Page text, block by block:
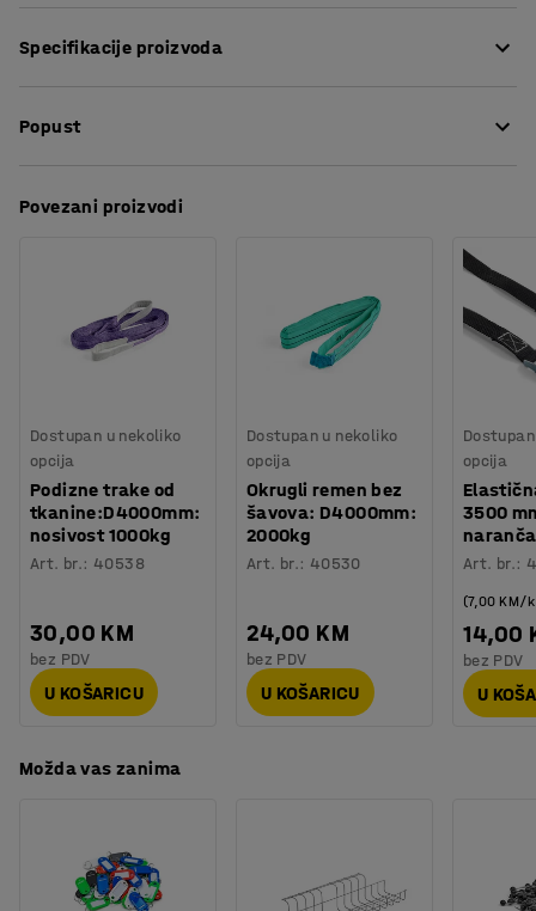
okvirom za širok raspon namjena. Omogućava prijevoz
Okretni sistem olakšava upravljanje kolicima, a prečka s
Kolica su opremljena s četiri kotača s gumom zračnicom i
pružaju stabilnost. Velika površina profila dobro prianja
Specifikacije proizvoda
Visina:
Model:
RAL 6026
Materijal platforme
Šperploča
Nosivost: 650
Potreban broj osoba
Procjena vremena
Težina: 53 kg
Montaža: Dolazi sastavljeno
Popust
Povezani proizvodi
Dostupan u nekoliko
opcija
Podizne trake od
tkanine:D4000mm:
nosivost 1000kg
Art. br.: 40538
30,00 KM
bez PDV
U KOŠARICU
Dostupan u nekoliko
opcija
Okrugli remen bez
šavova: D4000mm:
2000kg
Art. br.: 40530
24,00 KM
bez PDV
U KOŠARICU
opcija
3500
Art. br.:
14,00
(7,00 KM/
bez PDV
U
Možda vas zanima